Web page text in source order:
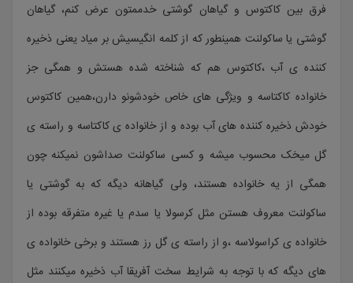
فرق بین کاکتوس و گیاهان گوشتی خدممتون عرض کنم، گیاهان
گوشتی یا ساکولنت همینطور که از کلمه انگیسیش بر میاد یعنی ذخیره
کننده ی آب ،کاکتوس هم که شناخته شده هستش و همگی جز
خانواده کاکتاسه و ویژگی های خاص خودشونو دارن،همین کاکتوس
خودش ذخیره کننده های آب بوده و از خانواده ی کاکتاسه و راسته ی
گل میخک محسوب میشه و کسی ساکولنت صداشون نمیکنه چون
همگی از یه خانواده هستند، ولی گیاهانه دیگه که به گوشتی یا
ساکولنت معروف هستن مثل کرسولا یا سدم یا غیره متفرقه بوده از
خانواده ی کراسولاسه ،و از راسته ی گل رز هستند و برخی خانواده ی
های دیگه که با توجه به شرایط سخت آفریقا آب ذخیره میکنند مثل